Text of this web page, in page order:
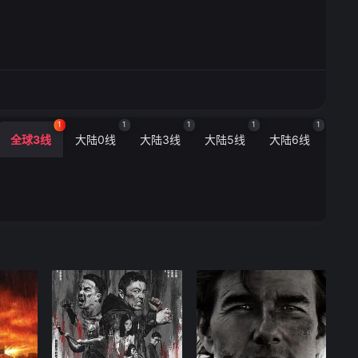
全球3线
1
大陆0线
1
大陆3线
1
大陆5线
1
大陆6线
1